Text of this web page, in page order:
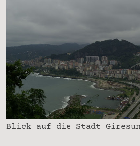
Blick auf die Stadt Giresun